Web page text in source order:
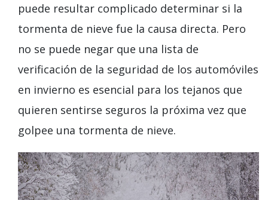
puede resultar complicado determinar si la
tormenta de nieve fue la causa directa. Pero
no se puede negar que una lista de
verificación de la seguridad de los automóviles
en invierno es esencial para los tejanos que
quieren sentirse seguros la próxima vez que
golpee una tormenta de nieve.